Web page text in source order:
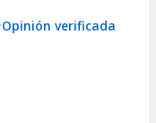
Opinión verificada